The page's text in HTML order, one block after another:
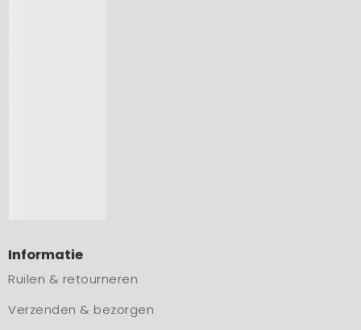
Informatie
Ruilen & retourneren
Verzenden & bezorgen